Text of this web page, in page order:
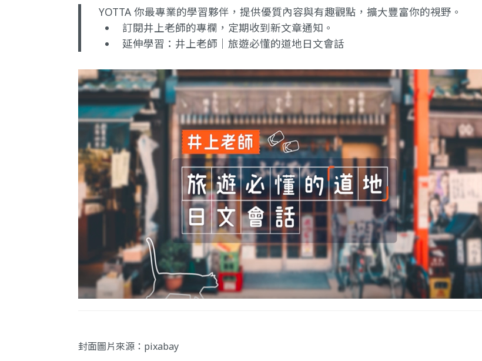
YOTTA 你最專業的學習夥伴，提供優質內容與有趣觀點，擴大豐富你的視野。
訂閱井上老師的專欄 ，定期收到新文章通知。
延伸學習： 井上老師｜旅遊必懂的道地日文會話
封面圖片來源： pixabay